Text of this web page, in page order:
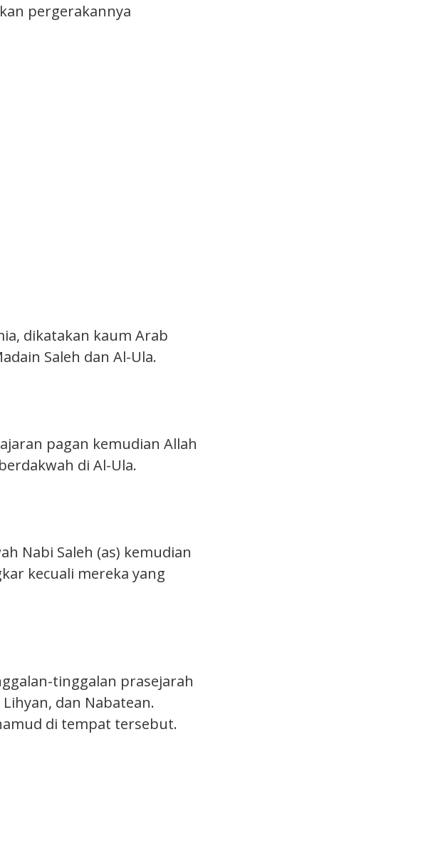
pergerakannya
dikatakan kaum Arab
Saleh dan Al-Ula.
pagan kemudian Allah
di Al-Ula.
Nabi Saleh (as) kemudian
kecuali mereka yang
tinggalan prasejarah
dan Nabatean.
di tempat tersebut.